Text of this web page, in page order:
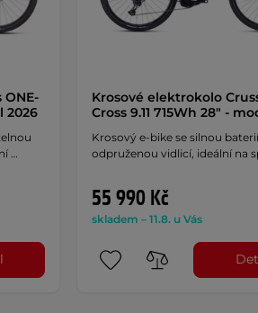
2026
…
Krosové elektrokolo
Cross 9.11 715Wh 28" -
Krosový e-bike se silnou
odpruženou vidlicí, ideální na
55 990 Kč
skladem – 11.8. u Vás